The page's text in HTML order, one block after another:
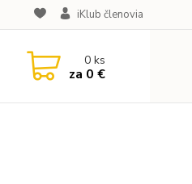
iKlub členovia
0ks
za 0 €